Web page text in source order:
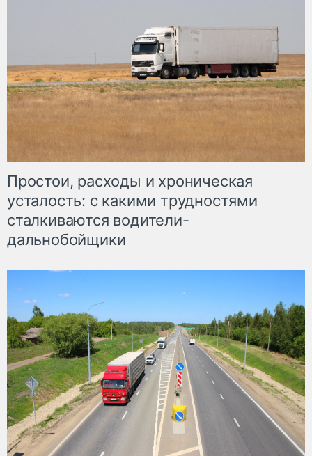
Простои, расходы и хроническая
усталость: с какими трудностями
сталкиваются водители-
дальнобойщики